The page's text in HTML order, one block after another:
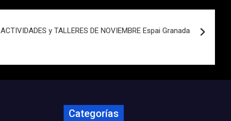
ACTIVIDADES y TALLERES DE NOVIEMBRE Espai Granada
Categorías